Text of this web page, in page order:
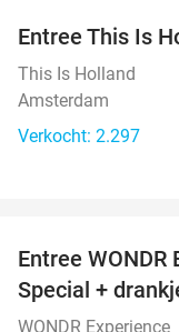
Entree This Is
This Is Holland
Amsterdam
Verkocht: 2.297
Entree
Special +
WONDR Experience